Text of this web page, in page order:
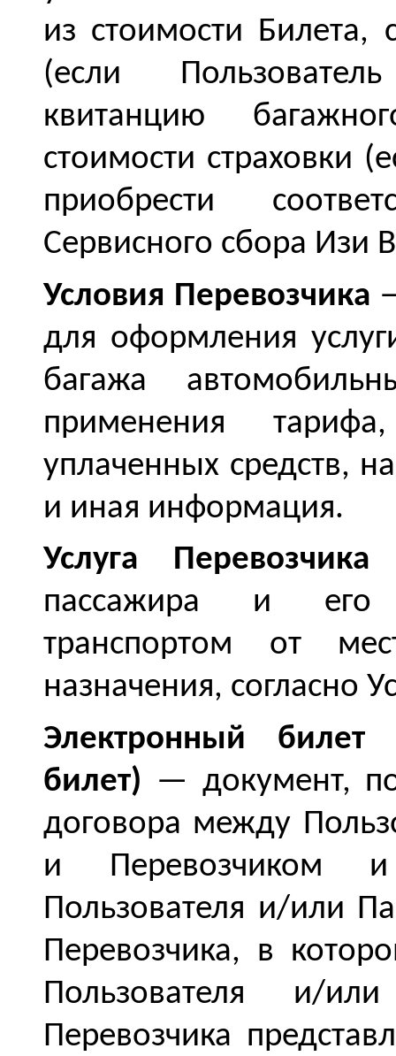
из стоимости Билета,
(если
квитанцию
стоимости страховки
приобрести
Сервисного сбора Изи
Условия Перевозчика
для оформления
багажа
применения
уплаченных средств,
и иная информация.
Услуга Перевозчика
пассажира и его
транспортом от
назначения, согласно
Электронный билет
билет) — документ,
договора между
и Перевозчиком и
Пользователя и/или
Перевозчика, в
Пользователя и/
Перевозчика